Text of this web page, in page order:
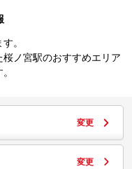
。
ノ宮駅のおすすめエリア
変更
変更